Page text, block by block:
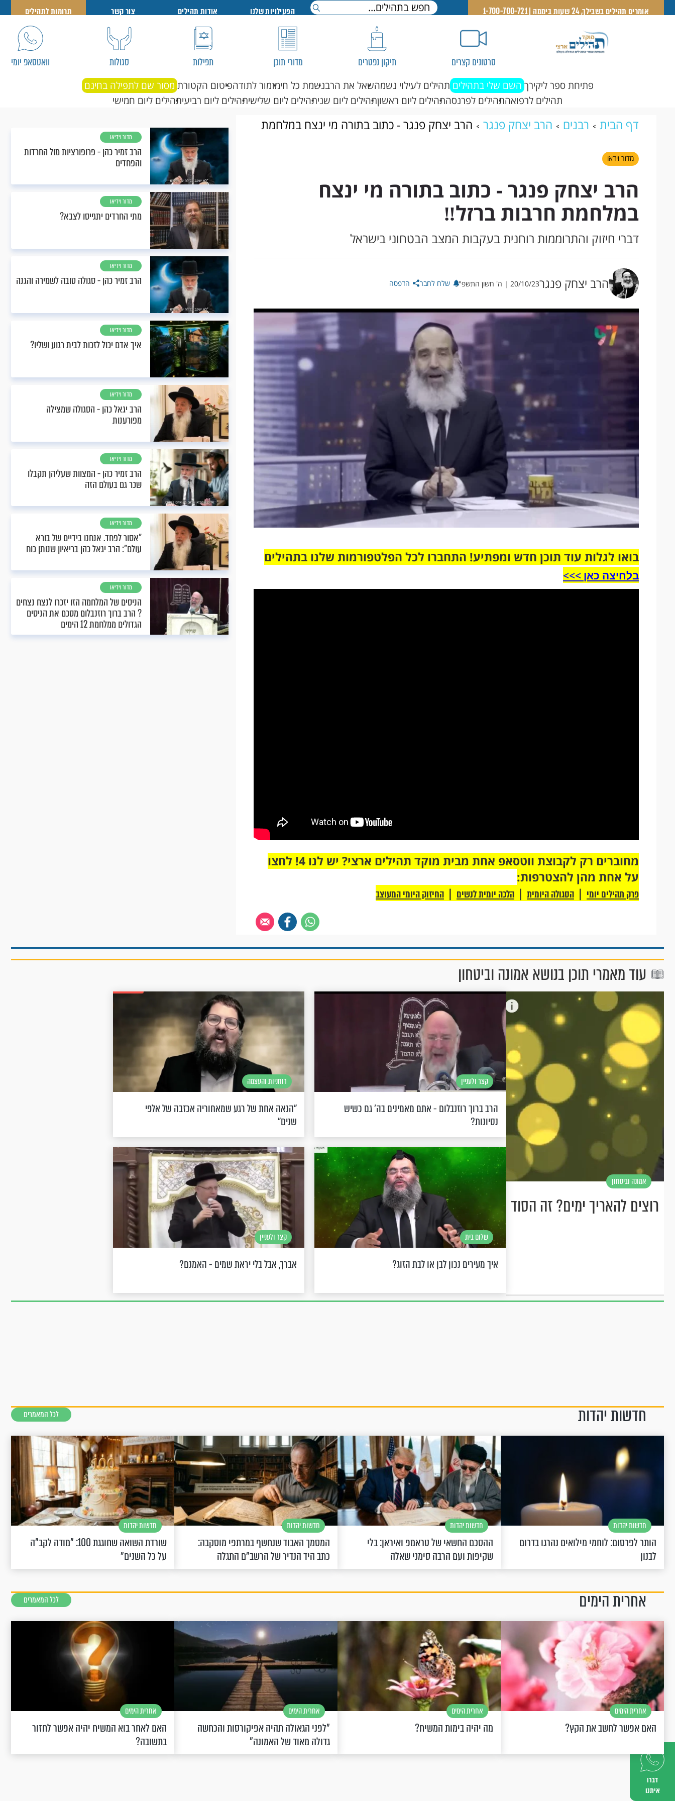
דברו
איתנו
אומרים תהילים בשבילך, 24 שעות ביממה | 1-700-700-721 הפעילויות שלנו אודות תהילים צור קשר תרומות לתהילים
סרטונים קצרים תיקון נפטרים מדורי תוכן תפילות סגולות וואטסאפ יומי
פתיחת ספר ליקירך השם שלי בתהילים תהילים לעילוי נשמהשאל את הרבנשמת כל חימזמור לתודהפיטום הקטורת מסור שם לתפילה בחינם
תהילים לרפואהתהילים לפרנסהתהילים ליום ראשוןתהילים ליום שניתהילים ליום שלישיתהילים ליום רביעיתהילים ליום חמישי
דף הבית רבנים הרב יצחק פנגר
הרב יצחק פנגר - כתוב בתורה מי ינצח במלחמת
חרבות ברזל‼️
מדור וידאו
הרב יצחק פנגר - כתוב בתורה מי ינצח
במלחמת חרבות ברזל‼️
דברי חיזוק והתרוממות רוחנית בעקבות המצב הבטחוני בישראל
הרב יצחק פנגר20/10/23 | ה' חשון התשפ"ד שלח לחבר הדפסה
בואו לגלות עוד תוכן חדש ומפתיע! התחברו לכל הפלטפורמות שלנו בתהילים
בלחיצה כאן >>>​
מחוברים רק לקבוצת ווטסאפ אחת מבית מוקד תהילים ארצי? יש לנו 4! לחצו
על אחת מהן להצטרפות:
פרק תהילים יומי | הסגולה היומית | הלכה יומית לנשים | החיזוק היומי המעוצב
מדור וידיאו
הרב זמיר כהן - פרופורציות מול החרדות
והפחדים
מדור וידיאו
מתי החרדים יתגייסו לצבא?
מדור וידיאו
הרב זמיר כהן - סגולה טובה לשמירה והגנה
מדור וידיאו
איך אדם יכול לזכות לבית רגוע ושליו?
מדור וידיאו
הרב יגאל כהן - הסגולה שמצילה
מפורענות
מדור וידיאו
הרב זמיר כהן - המצוות שעליהן תקבלו
שכר גם בעולם הזה
מדור וידיאו
"אסור לפחד. אנחנו בידיים של בורא
עולם": הרב יגאל כהן בריאיון שנותן כוח
מדור וידיאו
הניסים של המלחמה הזו יזכרו לנצח נצחים
? הרב ברוך רוזנבלום מסכם את הניסים
הגדולים ממלחמת 12 הימים
עוד מאמרי תוכן בנושא אמונה וביטחון
אמונה וביטחון
רוצים להאריך ימים? זה הסוד
קצר ולעניין
הרב ברוך רוזנבלום - אתם מאמינים בה' גם כשיש
נסיונות?
רוחניות והעצמה
"הנאה אחת של רגע שמאחוריה אכזבה של אלפי
שנים"
שלום בית
איך מעירים נכון לבן או לבת הזוג?
קצר ולעניין
אברך, אבל בלי יראת שמים - האמנם?
חדשות יהדות לכל המאמרים
חדשות יהדות
הותר לפרסום: לוחמי מילואים נהרגו בדרום
לבנון
חדשות יהדות
ההסכם החשאי של טראמפ ואיראן: בלי
שקיפות ועם הרבה סימני שאלה
חדשות יהדות
המסמך האבוד שנחשף במרתפי מוסקבה:
כתב היד הנדיר של הרשב"ם התגלה
חדשות יהדות
שורדת השואה שחוגגת 100: "מודה לקב"ה
על כל השנים"
אחרית הימים לכל המאמרים
אחרית הימים
האם אפשר לחשב את הקץ?
אחרית הימים
מה יהיה בימות המשיח?
אחרית הימים
"לפני הגאולה תהיה אפיקורסות והכחשה
גדולה מאוד של האמונה"
אחרית הימים
האם לאחר בוא המשיח יהיה אפשר לחזור
בתשובה?